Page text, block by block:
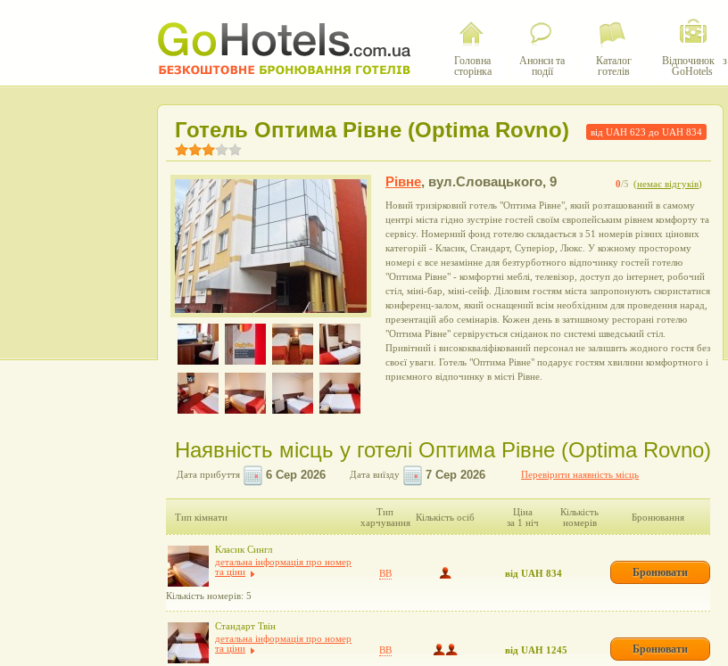
Головна
сторінка
Анонси та
події
Каталог
готелів
Відпочинок з
GoHotels
від UAH623 до UAH834
Готель Оптима Рівне (Optima Rovno)
0/5 (немає відгуків)
Рівне, вул.Словацького, 9
Новий тризірковий готель "Оптима Рівне", який розташований в самому
центрі міста гідно зустріне гостей своїм європейським рівнем комфорту та
сервісу. Номерний фонд готелю складається з 51 номерів різних цінових
категорій - Класик, Стандарт, Суперіор, Люкс. У кожному просторому
номері є все незамінне для безтурботного відпочинку гостей готелю
"Оптима Рівне" - комфортні меблі, телевізор, доступ до інтернет, робочий
стіл, міні-бар, міні-сейф. Діловим гостям міста запропонують скористатися
конференц-залом, який оснащений всім необхідним для проведення нарад,
презентацій або семінарів. Кожен день в затишному ресторані готелю
"Оптима Рівне" сервірується сніданок по системі шведський стіл.
Привітний і висококваліфікований персонал не залишить жодного гостя без
своєї уваги. Готель "Оптима Рівне" подарує гостям хвилини комфортного і
приємного відпочинку в місті Рівне.
Наявність місць у готелі Оптима Рівне (Optima Rovno)
Дата прибуття Дата виїзду Перевірити наявність місць
Тип кімнати
Тип
харчування Кількість осіб
Ціна
за 1 ніч
Кількість
номерів
Бронювання
Класик Сингл
детальна інформація про номер
та ціни
Кількість номерів: 5
BB від UAH 834 Бронювати
Стандарт Твін
детальна інформація про номер
та ціни
BB від UAH 1245 Бронювати